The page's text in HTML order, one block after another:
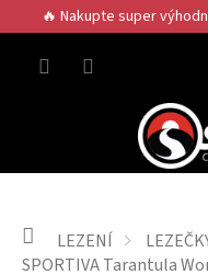
na
obsah
🔥 Nakupte super
Domů
LEZENÍ
SPORTIVA Tarantula